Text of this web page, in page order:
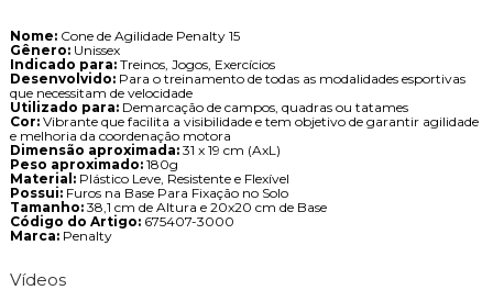
Nome: Cone de Agilidade Penalty 15
Gênero: Unissex
Indicado para: Treinos, Jogos, Exercícios
Desenvolvido: Para o treinamento de todas as modalidades esportivas
que necessitam de velocidade
Utilizado para: Demarcação de campos, quadras ou tatames
Cor: Vibrante que facilita a visibilidade e tem objetivo de garantir agilidade
e melhoria da coordenação motora
Dimensão aproximada: 31 x 19 cm (AxL)
Peso aproximado: 180g
Material: Plástico Leve, Resistente e Flexível
Possui: Furos na Base Para Fixação no Solo
Tamanho: 38,1 cm de Altura e 20x20 cm de Base
Código do Artigo: 675407-3000
Marca: Penalty
Vídeos